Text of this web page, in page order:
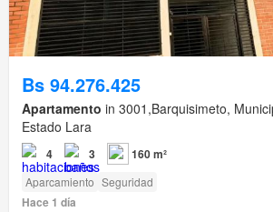
Bs 94.276.425
Apartamento in 3001,Barquisimeto,
Estado Lara
4 3 160 m²
Aparcamiento Seguridad
Hace 1 día